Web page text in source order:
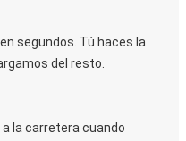
segundos. Tú haces la
del resto.
la carretera cuando